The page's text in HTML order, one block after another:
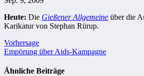
Heute: Die Gießener Allgemeine über die
Karikatur von Stephan Rürup.
Beitragsnavigation
Vorhersage
Empörung über Aids-Kampagne
Ähnliche Beiträge